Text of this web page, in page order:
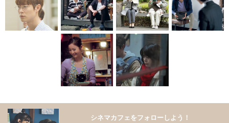
シネマカフェをフォローしよう！